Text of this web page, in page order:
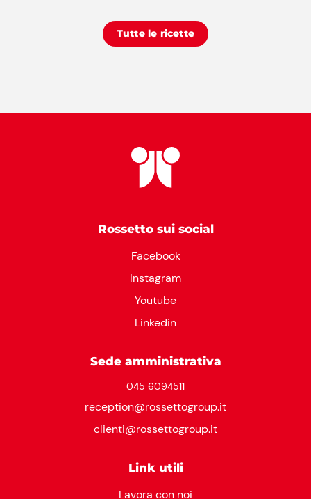
Tutte le ricette
Rossetto sui social
Facebook
Instagram
Youtube
Linkedin
Sede amministrativa
045 6094511
reception@rossettogroup.it
clienti@rossettogroup.it
Link utili
Lavora con noi